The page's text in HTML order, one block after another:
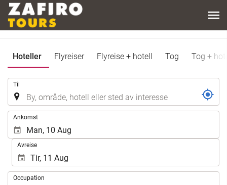
Hoteller Flyreiser Flyreise + hotell Tog Tog +
Til
Ankomst
Avreise
Occupation
Occupation